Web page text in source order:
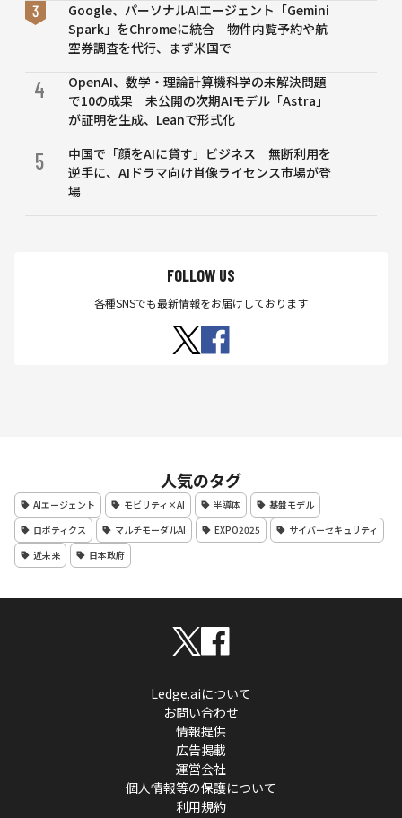
Google、パーソナルAIエージェント「Gemini
Spark」をChromeに統合 物件内覧予約や航
空券調査を代行、まず米国で
4
OpenAI、数学・理論計算機科学の未解決問題
で10の成果 未公開の次期AIモデル「Astra」
が証明を生成、Leanで形式化
5
中国で「顔をAIに貸す」ビジネス 無断利用を
逆手に、AIドラマ向け肖像ライセンス市場が登
場
FOLLOW US
各種SNSでも最新情報をお届けしております
人気のタグ
AIエージェント モビリティ×AI 半導体
基盤モデル
ロボティクス
マルチモーダルAI EXPO2025
サイバーセキュリティ
近未来
日本政府
Ledge.aiについて
お問い合わせ
情報提供
広告掲載
運営会社
個人情報等の保護について
利用規約